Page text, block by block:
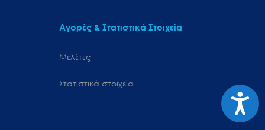
Αγορές & Στατιστικά Στοιχεία
Μελέτες
Στατιστικά στοιχεία